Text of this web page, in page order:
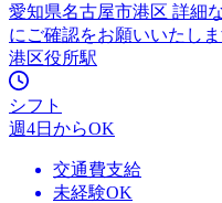
愛知県名古屋市港区 詳細
にご確認をお願いいたし
港区役所駅
シフト
週4日からOK
交通費支給
未経験OK